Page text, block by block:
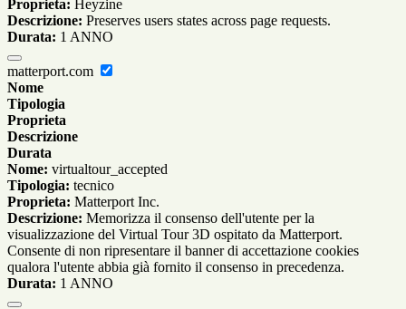
Proprieta: Heyzine
Descrizione: Preserves users states across page requests.
Durata: 1 ANNO
matterport.com
Nome
Tipologia
Proprieta
Descrizione
Durata
Nome: virtualtour_accepted
Tipologia: tecnico
Proprieta: Matterport Inc.
Descrizione: Memorizza il consenso dell'utente per la
visualizzazione del Virtual Tour 3D ospitato da Matterport.
Consente di non ripresentare il banner di accettazione cookies
qualora l'utente abbia già fornito il consenso in precedenza.
Durata: 1 ANNO